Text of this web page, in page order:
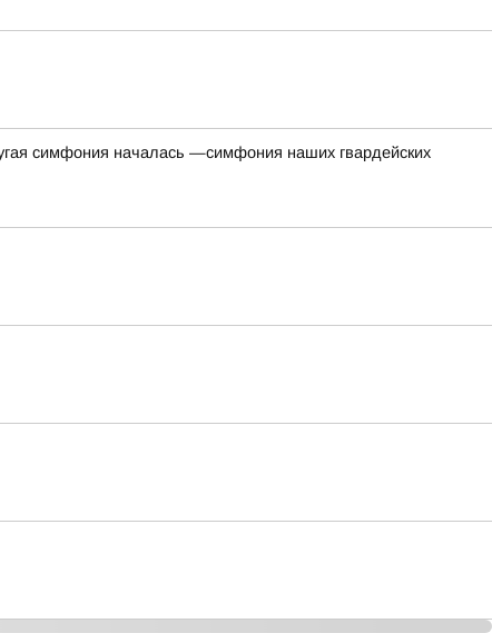
симфония началась —симфония наших гвардейских